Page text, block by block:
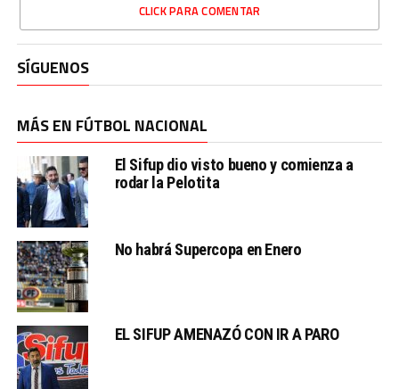
CLICK PARA COMENTAR
SÍGUENOS
MÁS EN FÚTBOL NACIONAL
El Sifup dio visto bueno y comienza a
rodar la Pelotita
No habrá Supercopa en Enero
EL SIFUP AMENAZÓ CON IR A PARO